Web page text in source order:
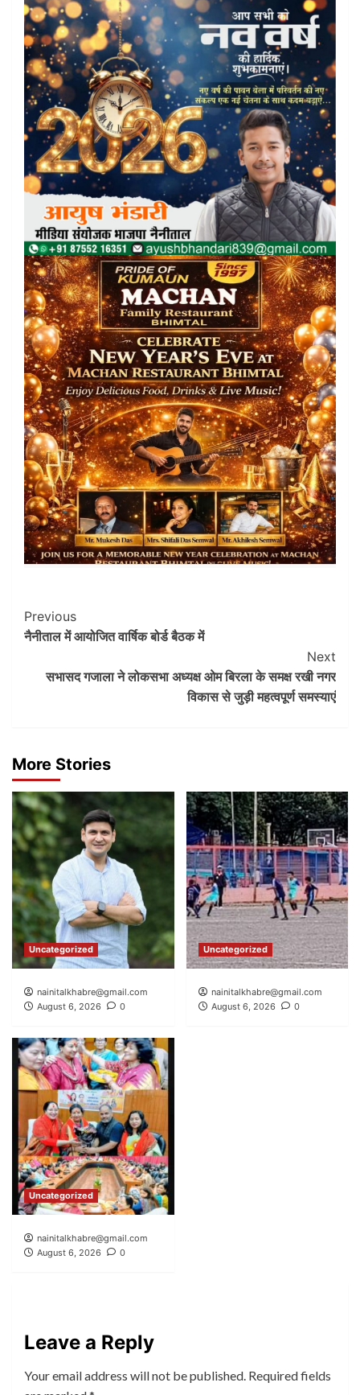
Post
Navigation
Previous
नैनीताल में आयोजित वार्षिक बोर्ड बैठक में
Next
सभासद गजाला ने लोकसभा अध्यक्ष ओम बिरला के समक्ष रखी नगर
विकास से जुड़ी महत्वपूर्ण समस्याएं
More Stories
Uncategorized
nainitalkhabre@gmail.com
August 6, 2026
0
Uncategorized
nainitalkhabre@gmail.com
August 6, 2026
0
Uncategorized
nainitalkhabre@gmail.com
August 6, 2026
0
Leave a Reply
Your email address will not be published. Required fields